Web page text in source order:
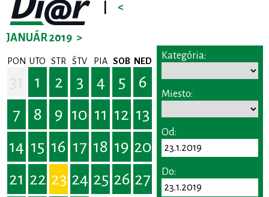
<
JANUÁR 2019 >
PON UTO STR ŠTV PIA SOB NED
1 2 3 4 5
6
7
8 9 10 11 12 13
14 15 16 17 18 19 20
21 22 23 24 25 26 27
Kategória:
Miesto:
Od:
Do: